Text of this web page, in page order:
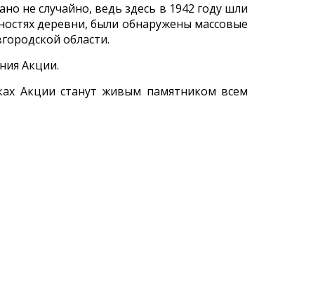
не случайно, ведь здесь в 1942 году шли
деревни, были обнаружены массовые
области.
Акции.
Акции станут живым памятником всем